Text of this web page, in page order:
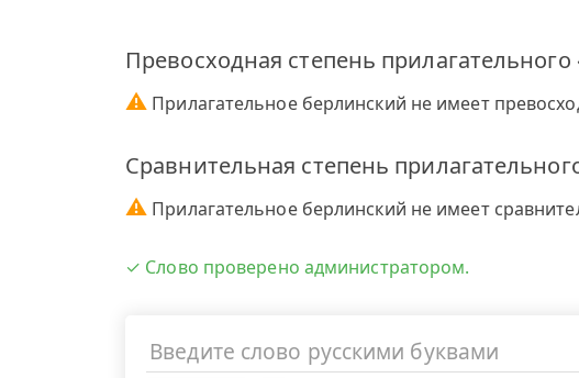
Превосходная степень
⚠ Прилагательное берлинский не имеет
Сравнительная степень
⚠ Прилагательное берлинский не имеет
✓ Слово проверено администратором.